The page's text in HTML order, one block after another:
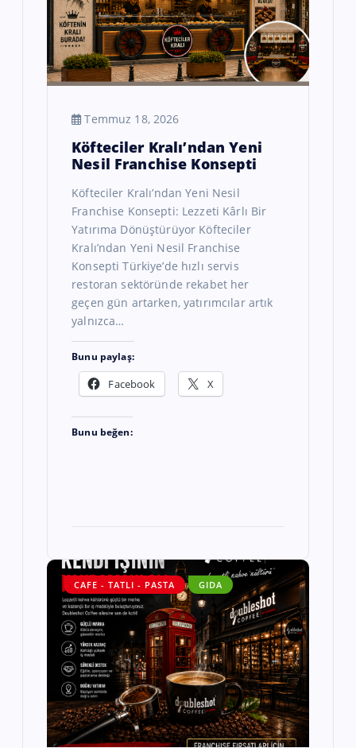
Temmuz 18, 2026
Köfteciler Kralı’ndan Yeni
Nesil Franchise Konsepti
Köfteciler Kralı’ndan Yeni Nesil
Franchise Konsepti: Lezzeti Kârlı Bir
Yatırıma Dönüştürüyor Köfteciler
Kralı’ndan Yeni Nesil Franchise
Konsepti Türkiye’de hızlı servis
restoran sektöründe rekabet her
geçen gün artarken, yatırımcılar artık
yalnızca…
Bunu paylaş:
Facebook X
Bunu beğen:
CAFE - TATLI - PASTA GIDA